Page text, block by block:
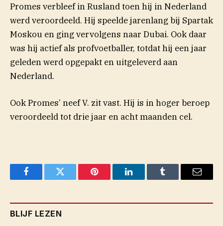
Promes verbleef in Rusland toen hij in Nederland
werd veroordeeld. Hij speelde jarenlang bij Spartak
Moskou en ging vervolgens naar Dubai. Ook daar
was hij actief als profvoetballer, totdat hij een jaar
geleden werd opgepakt en uitgeleverd aan
Nederland.
Ook Promes’ neef V. zit vast. Hij is in hoger beroep
veroordeeld tot drie jaar en acht maanden cel.
FacebookTwitter Pinterest LinkedInTumblr Email
BLIJF LEZEN